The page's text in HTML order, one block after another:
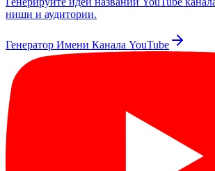
ниши и аудитории.
Генератор Имени Канала YouTube